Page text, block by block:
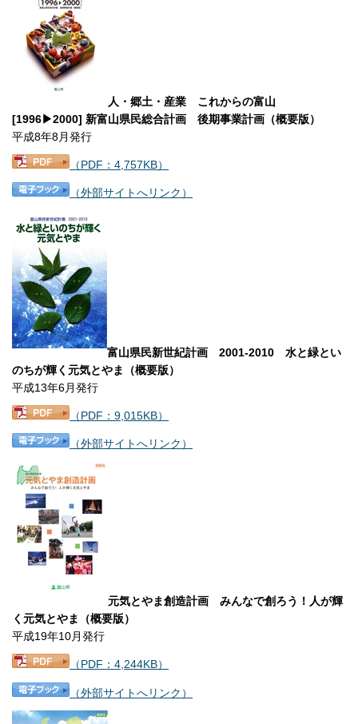
人・郷土・産業 これからの富山
[1996▶2000] 新富山県民総合計画 後期事業計画（概要版）
平成8年8月発行
（PDF：4,757KB）
（外部サイトへリンク）
富山県民新世紀計画 2001-2010 水と緑とい
のちが輝く元気とやま（概要版）
平成13年6月発行
（PDF：9,015KB）
（外部サイトへリンク）
元気とやま創造計画 みんなで創ろう！人が輝
く元気とやま（概要版）
平成19年10月発行
（PDF：4,244KB）
（外部サイトへリンク）